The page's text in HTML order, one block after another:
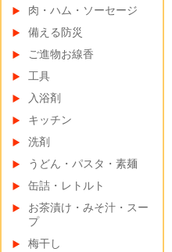
肉・ハム・ソーセージ
備える防災
ご進物お線香
工具
入浴剤
キッチン
洗剤
うどん・パスタ・素麺
缶詰・レトルト
お茶漬け・みそ汁・スー
プ
梅干し